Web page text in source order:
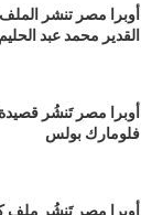
أوبرا مصر تنشر
القدير محمد عبد
أوبرا مصر تَنشُر
فلومارك بولس